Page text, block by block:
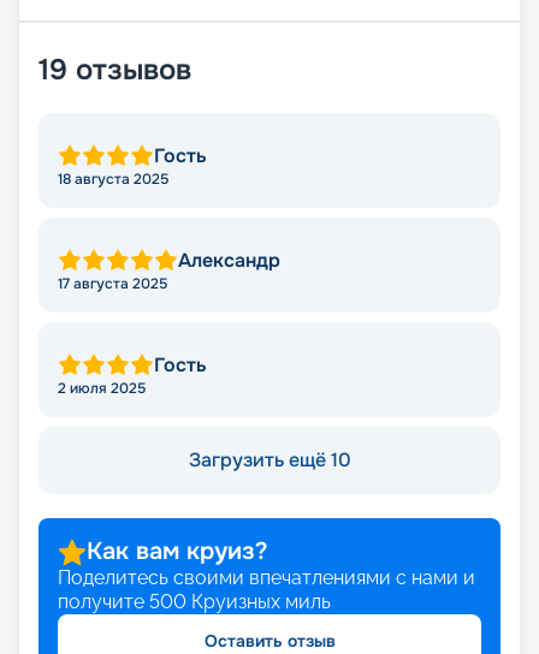
19 отзывов
Гость
18 августа 2025
Александр
17 августа 2025
Гость
2 июля 2025
Загрузить ещё 10
Как вам круиз?
Поделитесь своими впечатлениями с нами и
получите 500 Круизных миль
Оставить отзыв